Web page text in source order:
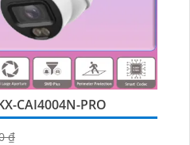
CAI4004N-PRO
₫